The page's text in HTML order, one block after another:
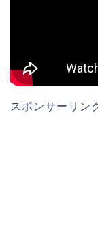
スポンサーリン